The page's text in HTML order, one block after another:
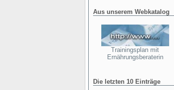
Aus unserem Webkatalog
Trainingsplan mit
Ernährungsberaterin
Die letzten 10 Einträge